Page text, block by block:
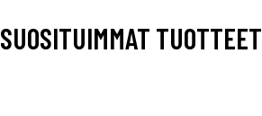
SUOSITUIMMAT TUOTTEET